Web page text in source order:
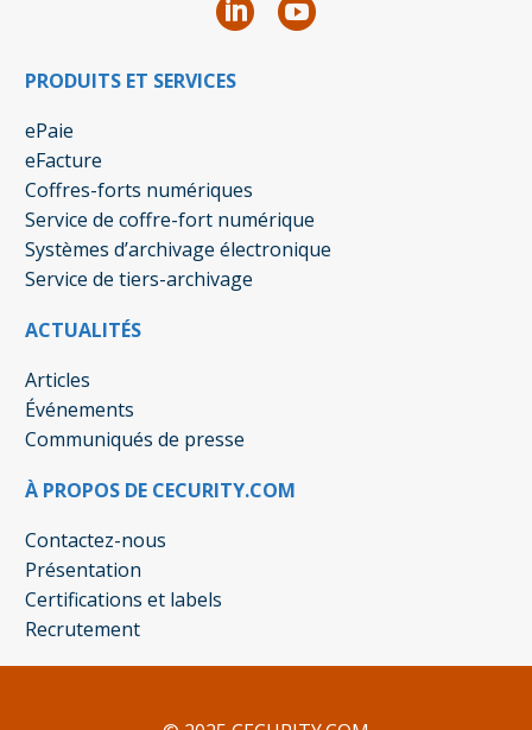
PRODUITS ET SERVICES
ePaie
eFacture
Coffres-forts numériques
Service de coffre-fort numérique
Systèmes d’archivage électronique
Service de tiers-archivage
ACTUALITÉS
Articles
Événements
Communiqués de presse
À PROPOS DE CECURITY.COM
Contactez-nous
Présentation
Certifications et labels
Recrutement